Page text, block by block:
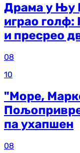
Драма у Њу
играо
и пресрео
08
10
"Море,
па ухапшен
08